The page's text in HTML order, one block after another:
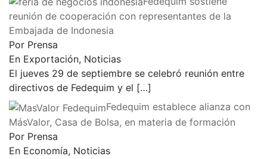
reunión de cooperación con representantes de la
Embajada de Indonesia
Por Prensa
En Exportación, Noticias
El jueves 29 de septiembre se celebró reunión entre
directivos de Fedequim y el […]
Fedequim establece alianza con
MásValor, Casa de Bolsa, en materia de formación
Por Prensa
En Economía, Noticias